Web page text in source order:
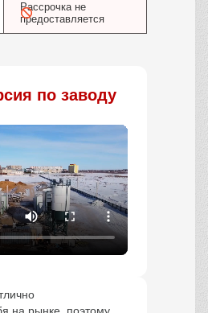
Рассрочка не
предоставляется
по заводу